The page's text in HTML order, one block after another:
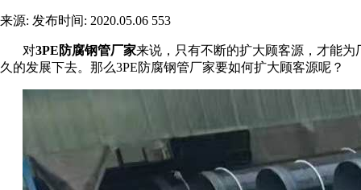
来源: 发布时间: 2020.05.06 553
对3PE防腐钢管厂家来说，只有不断的扩大顾客源，才能
久的发展下去。那么3PE防腐钢管厂家要如何扩大顾客源呢？